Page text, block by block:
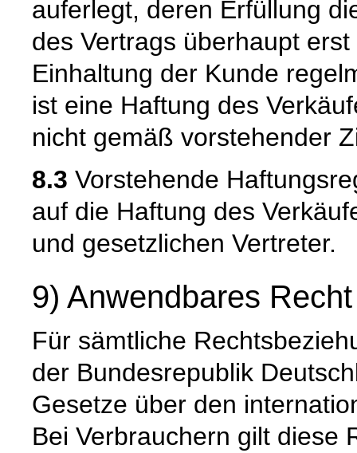
auferlegt, deren Erfüllung
des Vertrags überhaupt
Einhaltung der Kunde
ist eine Haftung des
nicht gemäß vorstehender
8.3 Vorstehende
auf die Haftung des
und gesetzlichen Vertreter.
9) Anwendbares Recht
Für sämtliche
der Bundesrepublik
Gesetze über den
Bei Verbrauchern gilt diese